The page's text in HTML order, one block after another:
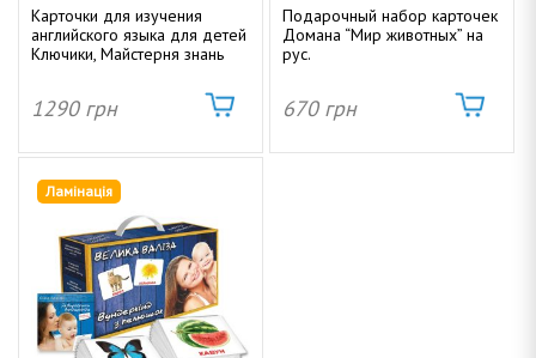
из 5
Карточки для изучения
английского языка для детей
Ключики, Майстерня знань
1290 грн
и
з
5
Подарочный набор карточек
Домана “Мир животных” на
рус.
670 грн
Ламінація